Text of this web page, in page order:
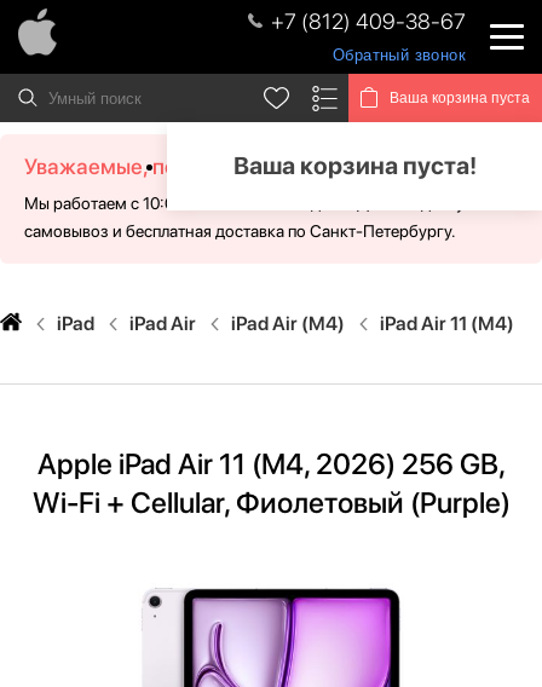
+7 (812) 409-38-67
Обратный звонок
Ваша корзина пуста
Ваша корзина пуста!
Уважаемые, посетители!
Мы работаем с 10:00 - 21:00 без выходных. Для Вас доступен
самовывоз и бесплатная доставка по Санкт-Петербургу.
iPad iPad Air iPad Air (M4) iPad Air 11 (M4)
Apple iPad Air 11 (M4, 2026) 256 GB,
Wi-Fi + Cellular, Фиолетовый (Purple)